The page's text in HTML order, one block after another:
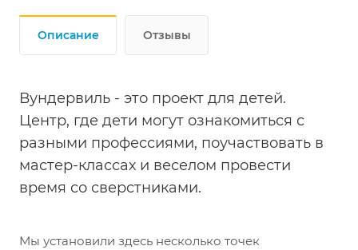
Описание Отзывы
Вундервиль - это проект для детей.
Центр, где дети могут ознакомиться с
разными профессиями, поучаствовать в
мастер-классах и веселом провести
время со сверстниками.
Мы установили здесь несколько точек